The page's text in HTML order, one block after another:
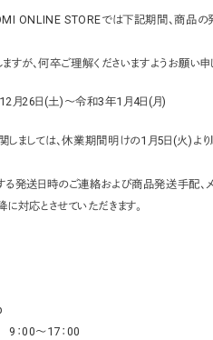
ONLINE STOREでは下記期間、商品の
が、何卒ご理解くださいますようお願い申
26日(土)～令和3年1月4日(月)
ましては、休業期間明けの1月5日(火)より
発送日時のご連絡および商品発送手配、
に対応とさせていただきます。
9：00～17：00